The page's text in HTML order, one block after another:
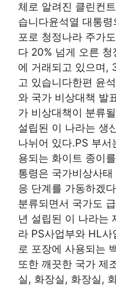
체로 알려진 클린컨
습니다윤석열 대통
포로 청정나라 주가
다 20% 넘게 오른
에 거래되고 있으며,
고 있습니다한편 윤
와 국가 비상대책 발
가 비상대책이 분류
설립된 이 나라는 생
나뉘어 있다.PS 부
용되는 화이트 종이
통령은 국가비상사
응 단계를 가동하겠
분류되면서 국가도
년 설립된 이 나라는
라 PS사업부와 HL
로 포장에 사용되는
또한 깨끗한 국가 제
실, 화장실, 화장실,